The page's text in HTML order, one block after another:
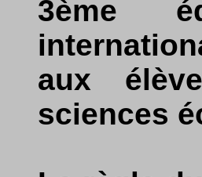
3ème
aux
sciences